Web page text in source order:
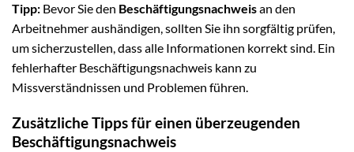
Tipp: Bevor Sie den Beschäftigungsnachweisan den
Arbeitnehmer aushändigen, sollten Sie ihn sorgfältig prüfen,
um sicherzustellen, dass alle Informationen korrekt sind. Ein
fehlerhafter Beschäftigungsnachweis kann zu
Missverständnissen und Problemen führen.
Zusätzliche Tipps für einen überzeugenden
Beschäftigungsnachweis